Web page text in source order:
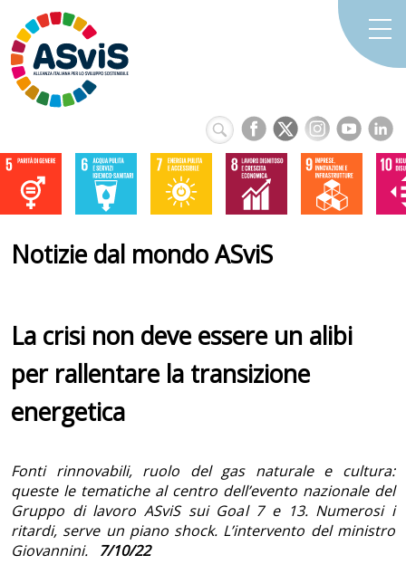
Notizie dal mondo ASviS
La crisi non deve essere un alibi
per rallentare la transizione
energetica
Fonti rinnovabili, ruolo del gas naturale e cultura:
queste le tematiche al centro dell’evento nazionale del
Gruppo di lavoro ASviS sui Goal 7 e 13. Numerosi i
ritardi, serve un piano shock. L’intervento del ministro
Giovannini. 7/10/22